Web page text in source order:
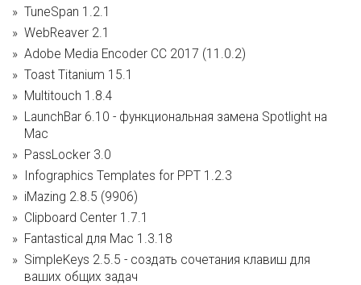
TuneSpan 1.2.1
WebReaver 2.1
Adobe Media Encoder CC 2017 (11.0.2)
Toast Titanium 15.1
Multitouch 1.8.4
LaunchBar 6.10 - функциональная замена Spotlight на
Mac
PassLocker 3.0
Infographics Templates for PPT 1.2.3
iMazing 2.8.5 (9906)
Clipboard Center 1.7.1
Fantastical для Mac 1.3.18
SimpleKeys 2.5.5 - cоздать сочетания клавиш для
ваших общих задач